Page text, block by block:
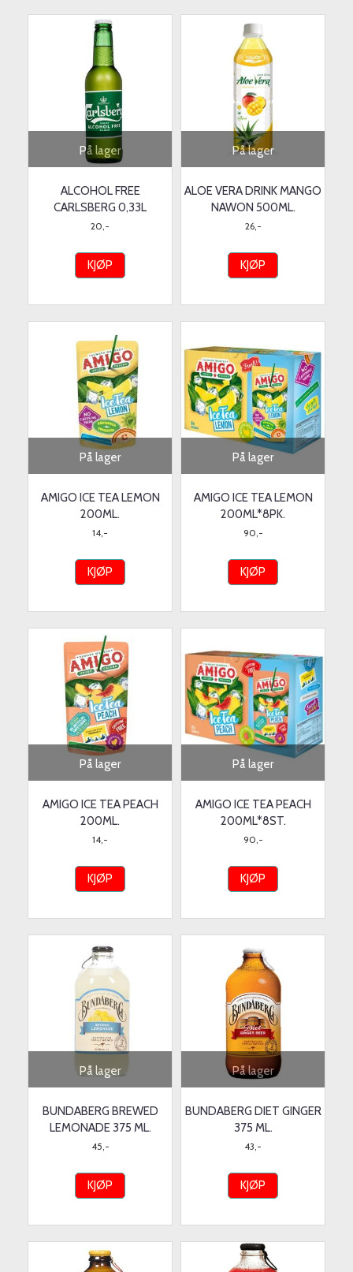
På lager
ALCOHOL FREE
CARLSBERG 0,33L
20,-
KJØP
På lager
ALOE VERA DRINK MANGO
NAWON 500ML.
26,-
KJØP
På lager
AMIGO ICE TEA LEMON
200ML.
14,-
KJØP
På lager
AMIGO ICE TEA LEMON
200ML*8PK.
90,-
KJØP
På lager
AMIGO ICE TEA PEACH
200ML.
14,-
KJØP
På lager
AMIGO ICE TEA PEACH
200ML*8ST.
90,-
KJØP
På lager
BUNDABERG BREWED
LEMONADE 375 ML.
45,-
KJØP
På lager
BUNDABERG DIET GINGER
375 ML.
43,-
KJØP